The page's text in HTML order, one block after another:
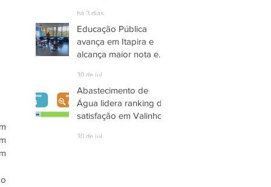
há 3 dias
Educação Pública
avança em Itapira e
alcança maior nota em
30 de jul.
Abastecimento de
Água lidera ranking de
satisfação em Valinhos
30 de jul.